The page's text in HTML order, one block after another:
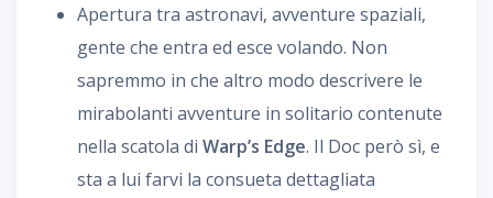
Apertura tra astronavi, avventure spaziali,
gente che entra ed esce volando. Non
sapremmo in che altro modo descrivere le
mirabolanti avventure in solitario contenute
nella scatola di Warp’s Edge. Il Doc però sì, e
sta a lui farvi la consueta dettagliata